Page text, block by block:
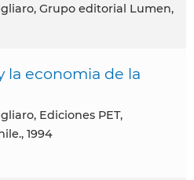
la economia de la
1994